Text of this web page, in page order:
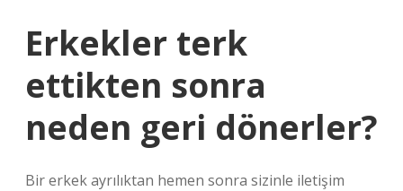
Erkekler terk
ettikten sonra
neden geri dönerler?
Bir erkek ayrılıktan hemen sonra sizinle iletişim